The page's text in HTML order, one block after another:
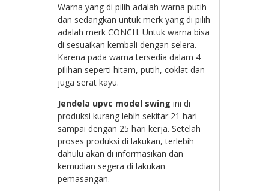
Warna yang di pilih adalah warna putih
dan sedangkan untuk merk yang di pilih
adalah merk CONCH. Untuk warna bisa
di sesuaikan kembali dengan selera.
Karena pada warna tersedia dalam 4
pilihan seperti hitam, putih, coklat dan
juga serat kayu.
Jendela upvc model swingini di
produksi kurang lebih sekitar 21 hari
sampai dengan 25 hari kerja. Setelah
proses produksi di lakukan, terlebih
dahulu akan di informasikan dan
kemudian segera di lakukan
pemasangan.